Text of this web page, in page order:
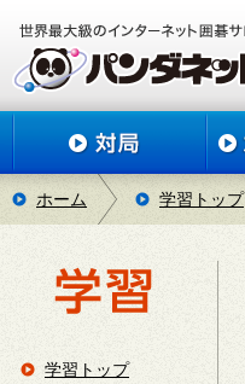
ホーム 学習トップ
学習トップ